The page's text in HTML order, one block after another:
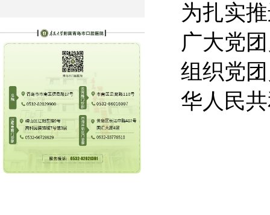
为扎实
广大党
组织党
华人民